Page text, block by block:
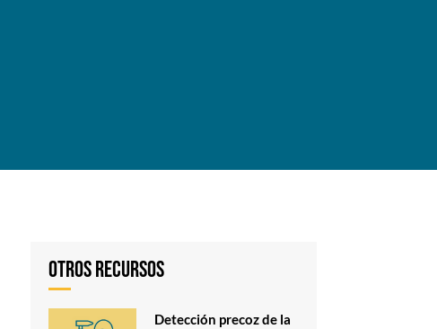
Otros recursos
Detección precoz de la